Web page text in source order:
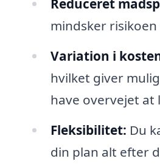
Reduceret
mindsker
Variation i
hvilket giver
have overvejet at
Fleksibilitet: Du
din plan alt efter